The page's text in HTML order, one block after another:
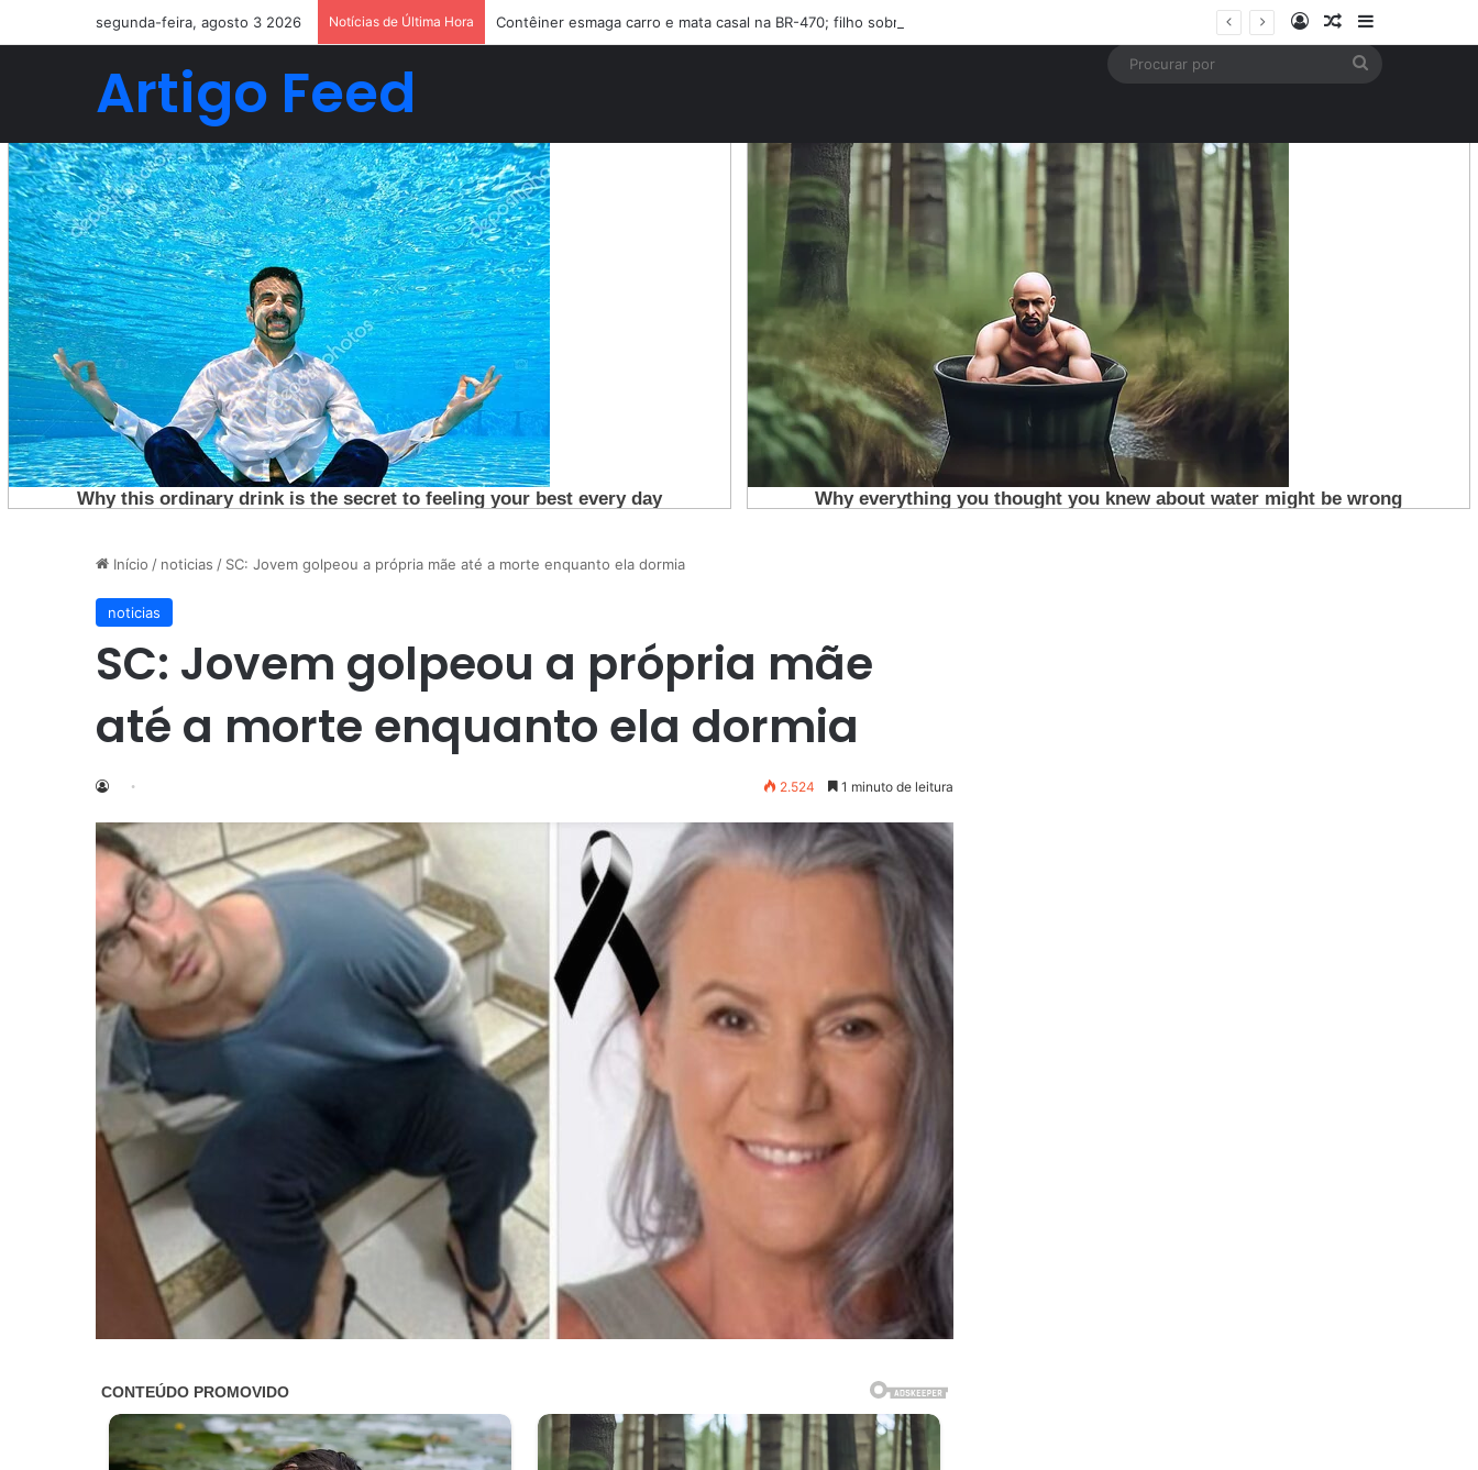
segunda-feira, agosto 3 2026 Notícias de Última Hora Contêiner esmaga carro e mata casal na BR-470; filho sobreviveu…Ver mais EntrarArtigo aleatório
Barra Lateral
Artigo Feed
Início / noticias / SC: Jovem golpeou a própria mãe até a morte enquanto ela dormia
noticias
SC: Jovem golpeou a própria mãe
até a morte enquanto ela dormia
2.524 1 minuto de leitura